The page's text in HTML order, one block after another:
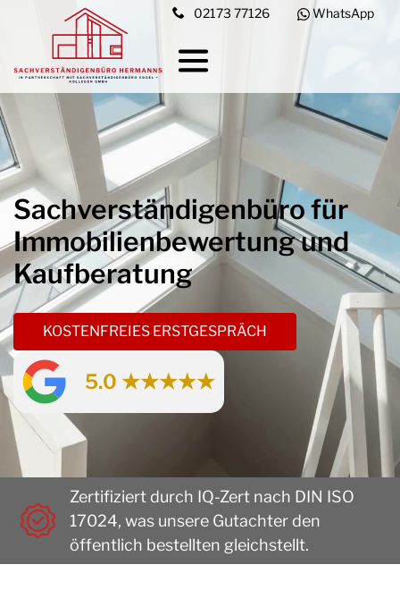
02173 77126 WhatsApp
Sachverständigenbüro für
Immobilien­bewertung und
Kaufberatung
KOSTENFREIES ERSTGESPRÄCH
5.0 ★★★★★
Zertifiziert durch IQ-Zert nach DIN ISO
17024, was unsere Gutachter den
öffentlich bestellten gleichstellt.